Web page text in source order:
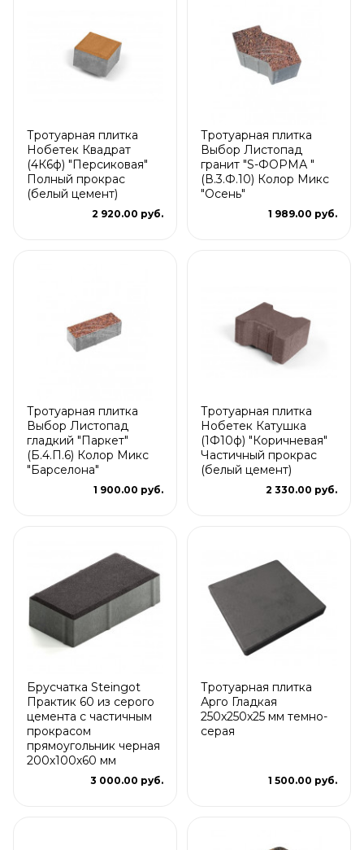
Тротуарная плитка
Нобетек Квадрат
(4К6ф) "Персиковая"
Полный прокрас
(белый цемент)
2 920.00 руб.
Тротуарная плитка
Выбор Листопад
гранит "S-ФОРМА "
(В.3.Ф.10) Колор Микс
"Осень"
1 989.00 руб.
Тротуарная плитка
Выбор Листопад
гладкий "Паркет"
(Б.4.П.6) Колор Микс
"Барселона"
1 900.00 руб.
Тротуарная плитка
Нобетек Катушка
(1Ф10ф) "Коричневая"
Частичный прокрас
(белый цемент)
2 330.00 руб.
Брусчатка Steingot
Практик 60 из серого
цемента с частичным
прокрасом
прямоугольник черная
200х100х60 мм
3 000.00 руб.
Тротуарная плитка
Арго Гладкая
250x250x25 мм темно-
серая
1 500.00 руб.